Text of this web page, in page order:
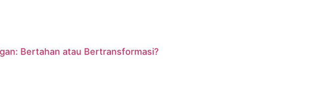
Bertahan atau Bertransformasi?